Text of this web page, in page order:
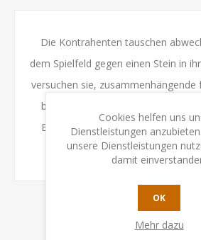
Die Kontrahenten tauschen
dem Spielfeld gegen einen Stein in
versuchen sie, zusammenhängende
besetzen – oder zu erweitern.
Blatt wenden, wenn der Gegner
Mandala
VERWANDTE
Cookies helfen uns
Dienstleistungen
unsere Dienstleistungen
damit
OK
Mehr dazu